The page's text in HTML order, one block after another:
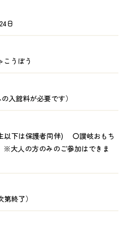
日
うぼう
入館料が必要です）
以下は保護者同伴) 〇讃岐おもち
大人の方のみのご参加はできま
終了）